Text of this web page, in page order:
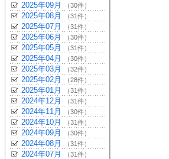
2025年09月 （30件）
2025年08月 （31件）
2025年07月 （31件）
2025年06月 （30件）
2025年05月 （31件）
2025年04月 （30件）
2025年03月 （32件）
2025年02月 （28件）
2025年01月 （31件）
2024年12月 （31件）
2024年11月 （30件）
2024年10月 （31件）
2024年09月 （30件）
2024年08月 （31件）
2024年07月 （31件）